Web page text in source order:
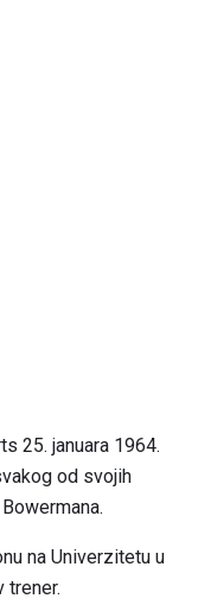
25. januara 1964.
od svojih
na Univerzitetu u
trener.